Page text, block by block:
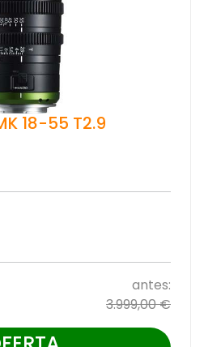
18-55 T2.9
antes:
3.999,00 €